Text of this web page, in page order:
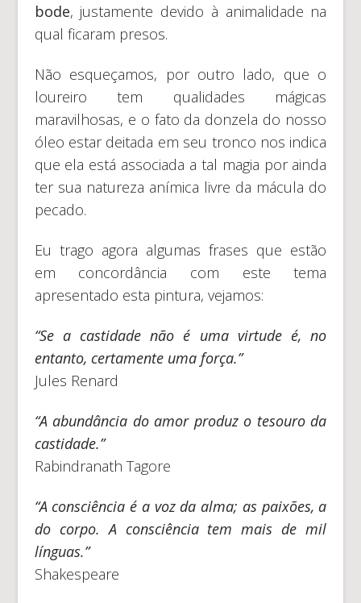
bode, justamente devido à animalidade na
qual ficaram presos.
Não esqueçamos, por outro lado, que o
loureiro tem qualidades mágicas
maravilhosas, e o fato da donzela do nosso
óleo estar deitada em seu tronco nos indica
que ela está associada a tal magia por ainda
ter sua natureza anímica livre da mácula do
pecado.
Eu trago agora algumas frases que estão
em concordância com este tema
apresentado esta pintura, vejamos:
“Se a castidade não é uma virtude é, no
entanto, certamente uma força.”
Jules Renard
“A abundância do amor produz o tesouro da
castidade.”
Rabindranath Tagore
“A consciência é a voz da alma; as paixões, a
do corpo. A consciência tem mais de mil
línguas.”
Shakespeare